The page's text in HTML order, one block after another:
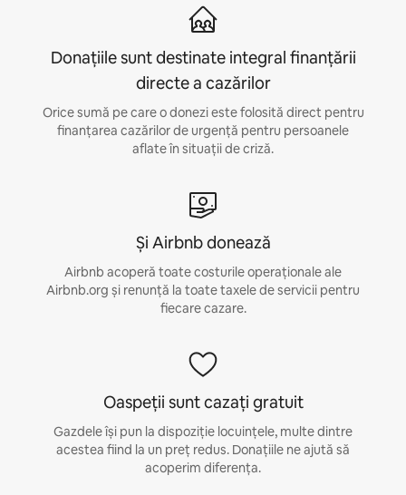
Donațiile sunt destinate integral finanțării
directe a cazărilor
Orice sumă pe care o donezi este folosită direct pentru
finanțarea cazărilor de urgență pentru persoanele
aflate în situații de criză.
Și Airbnb donează
Airbnb acoperă toate costurile operaționale ale
Airbnb.org și renunță la toate taxele de servicii pentru
fiecare cazare.
Oaspeții sunt cazați gratuit
Gazdele își pun la dispoziție locuințele, multe dintre
acestea fiind la un preț redus. Donațiile ne ajută să
acoperim diferența.